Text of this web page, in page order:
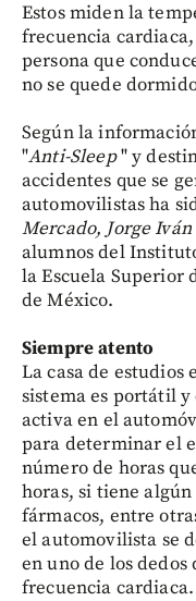
Estos miden la
frecuencia
persona que
no se quede
Según la
"Anti-Sleep" y
accidentes que se
automovilistas ha
Mercado, Jorge
alumnos del
la Escuela Superior
de México.
Siempre atento
La casa de estudios
sistema es portátil
activa en el
para determinar el
número de horas
horas, si tiene
fármacos, entre
el automovilista se
en uno de los
frecuencia cardiaca.